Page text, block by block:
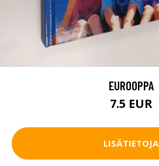
EUROOPPA
7.5 EUR
LISÄTIETOJA